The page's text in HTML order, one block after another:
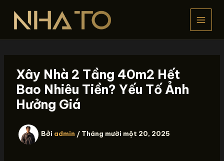
dung
Xây Nhà 2 Tầng 40m2 Hết
Bao Nhiêu Tiền? Yếu Tố Ảnh
Hưởng Giá
Bởi admin / Tháng mười một 20, 2025